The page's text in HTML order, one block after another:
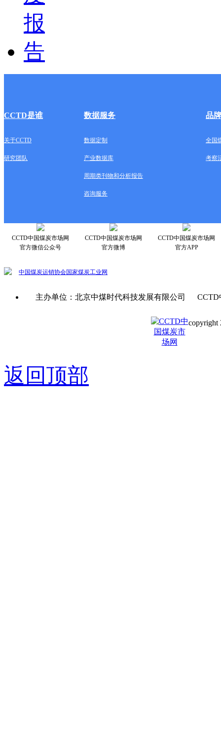
CCTD是谁 数据服务 品
关于CCTD 数据定制 全国
研究团队 产业数据库 考察
周期类刊物和分析报告
咨询服务
CCTD中国煤炭市场网
官方微信公众号
CCTD中国煤炭市场网
官方微博
CCTD中国煤炭市场网
官方APP
中国煤炭运销协会国家煤炭工业网
主办单位：北京中煤时代科技发展有限公司
copyright
返回顶部